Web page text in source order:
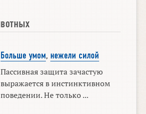
Больше умом, нежели силой
Пассивная защита зачастую
выражается в инстинктивном
поведении. Не только ...